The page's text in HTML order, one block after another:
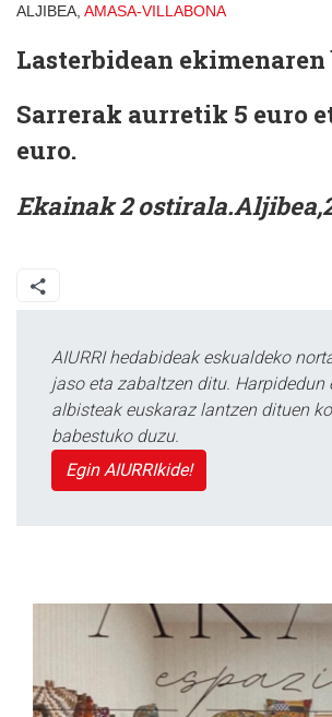
ALJIBEA, AMASA-VILLABONA
Lasterbidean
Sarrerak aurretik 5 euro
euro.
Ekainak 2
AIURRI hedabideak eskualdeko
jaso eta zabaltzen ditu. Harpidedun
albisteak euskaraz lantzen dituen
babestuko duzu.
Egin AIURRIkide!